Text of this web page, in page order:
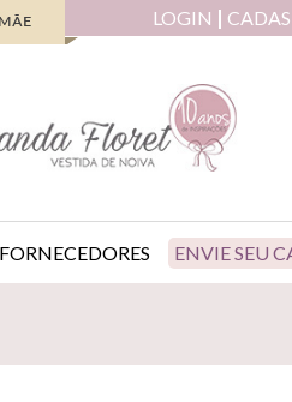
LOGIN
FORNECEDORES ENVIE SEU